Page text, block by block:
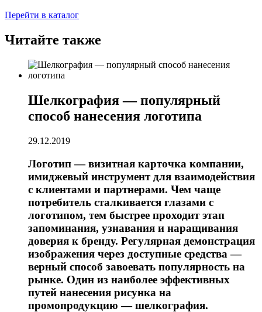
Перейти в каталог
Читайте также
Шелкография — популярный
способ нанесения логотипа
29.12.2019
Логотип — визитная карточка компании,
имиджевый инструмент для взаимодействия
с клиентами и партнерами. Чем чаще
потребитель сталкивается глазами с
логотипом, тем быстрее проходит этап
запоминания, узнавания и наращивания
доверия к бренду. Регулярная демонстрация
изображения через доступные средства —
верный способ завоевать популярность на
рынке. Один из наиболее эффективных
путей нанесения рисунка на
промопродукцию — шелкография.